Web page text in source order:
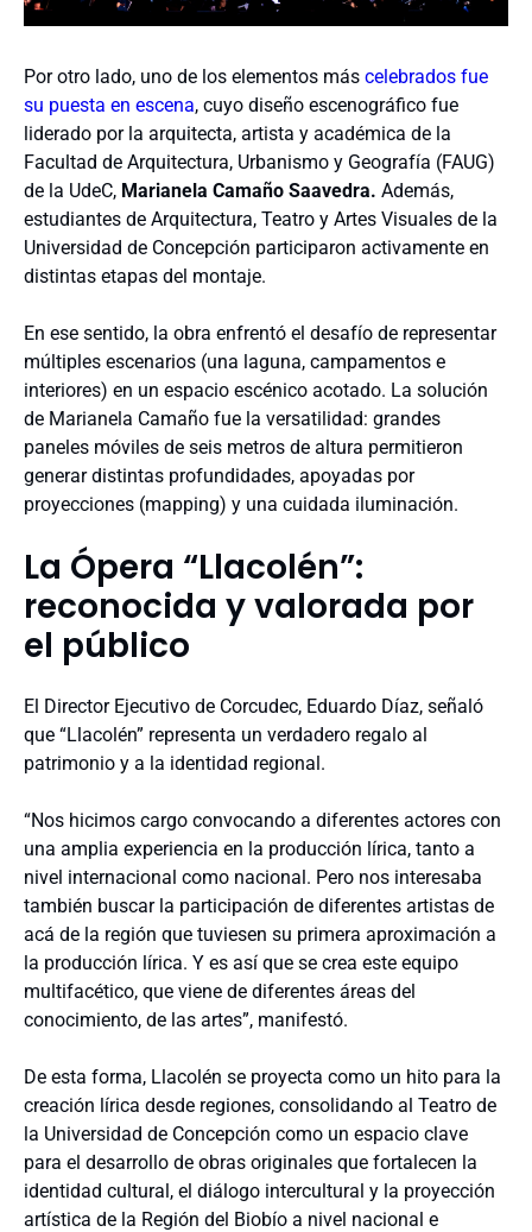
Por otro lado, uno de los elementos más celebrados fue
su puesta en escena, cuyo diseño escenográfico fue
liderado por la arquitecta, artista y académica de la
Facultad de Arquitectura, Urbanismo y Geografía (FAUG)
de la UdeC, Marianela Camaño Saavedra. Además,
estudiantes de Arquitectura, Teatro y Artes Visuales de la
Universidad de Concepción participaron activamente en
distintas etapas del montaje.
​En ese sentido, la obra enfrentó el desafío de representar
múltiples escenarios (una laguna, campamentos e
interiores) en un espacio escénico acotado. La solución
de Marianela Camaño fue la versatilidad: grandes
paneles móviles de seis metros de altura permitieron
generar distintas profundidades, apoyadas por
proyecciones (mapping) y una cuidada iluminación.
La Ópera “Llacolén”:
reconocida y valorada por
el público
El Director Ejecutivo de Corcudec, Eduardo Díaz, señaló
que “Llacolén” representa un verdadero regalo al
patrimonio y a la identidad regional.
“Nos hicimos cargo convocando a diferentes actores con
una amplia experiencia en la producción lírica, tanto a
nivel internacional como nacional. Pero nos interesaba
también buscar la participación de diferentes artistas de
acá de la región que tuviesen su primera aproximación a
la producción lírica. Y es así que se crea este equipo
multifacético, que viene de diferentes áreas del
conocimiento, de las artes”, manifestó.
De esta forma, Llacolén se proyecta como un hito para la
creación lírica desde regiones, consolidando al Teatro de
la Universidad de Concepción como un espacio clave
para el desarrollo de obras originales que fortalecen la
identidad cultural, el diálogo intercultural y la proyección
artística de la Región del Biobío a nivel nacional e